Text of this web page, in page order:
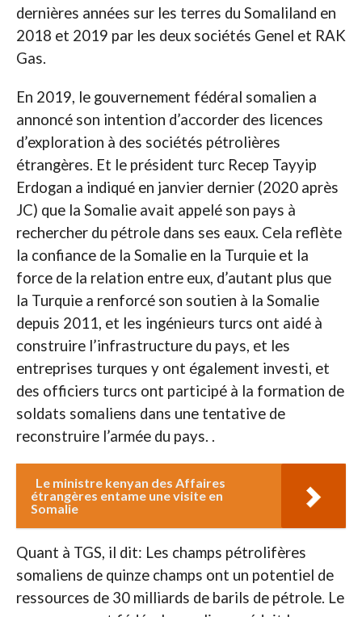
dernières années sur les terres du Somaliland en
2018 et 2019 par les deux sociétés Genel et RAK
Gas.
En 2019, le gouvernement fédéral somalien a
annoncé son intention d’accorder des licences
d’exploration à des sociétés pétrolières
étrangères. Et le président turc Recep Tayyip
Erdogan a indiqué en janvier dernier (2020 après
JC) que la Somalie avait appelé son pays à
rechercher du pétrole dans ses eaux. Cela reflète
la confiance de la Somalie en la Turquie et la
force de la relation entre eux, d’autant plus que
la Turquie a renforcé son soutien à la Somalie
depuis 2011, et les ingénieurs turcs ont aidé à
construire l’infrastructure du pays, et les
entreprises turques y ont également investi, et
des officiers turcs ont participé à la formation de
soldats somaliens dans une tentative de
reconstruire l’armée du pays. .
Le ministre kenyan des Affaires
étrangères entame une visite en
Somalie
Quant à TGS, il dit: Les champs pétrolifères
somaliens de quinze champs ont un potentiel de
ressources de 30 milliards de barils de pétrole. Le